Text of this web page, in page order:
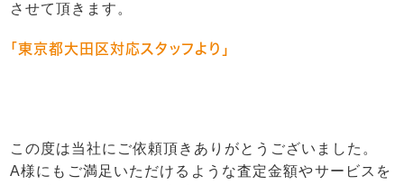
させて頂きます。
「東京都大田区対応スタッフより」
この度は当社にご依頼頂きありがとうございました。
A様にもご満足いただけるような査定金額やサービスを